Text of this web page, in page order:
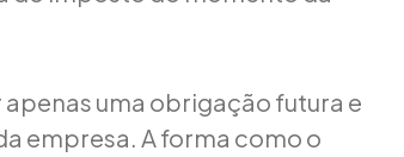
uma obrigação futura e
empresa. A forma como o